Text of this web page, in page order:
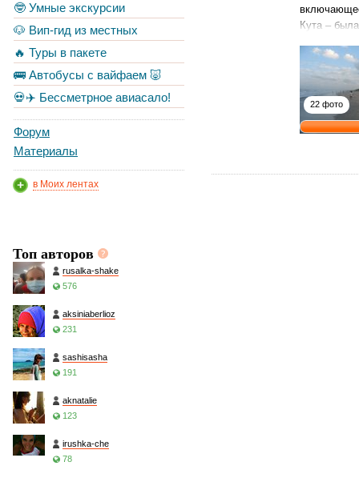
🤓 Умные экскурсии
🐶 Вип-гид из местных
🔥 Туры в пакете
🚌 Автобусы с вайфаем 🐷
💀✈️ Бессметрное авиасало!
Форум
Материалы
в Моих лентах
Топ авторов
rusalka-shake
576
aksiniaberlioz
231
sashisasha
191
aknatalie
123
irushka-che
78
Кута –
22 фото